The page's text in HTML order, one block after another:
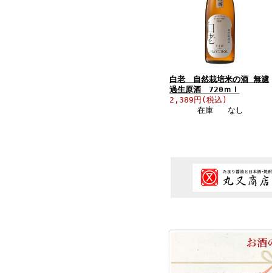
白老 自然栽培米の酒 無濾
過生原酒 720ｍｌ
2,389円(税込)
在庫 なし